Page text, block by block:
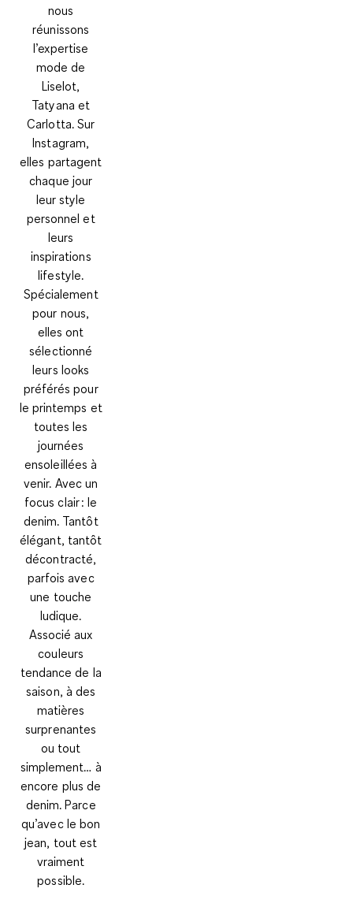
nous
réunissons
l’expertise
mode de
Liselot,
Tatyana et
Carlotta. Sur
Instagram,
elles partagent
chaque jour
leur style
personnel et
leurs
inspirations
lifestyle.
Spécialement
pour nous,
elles ont
sélectionné
leurs looks
préférés pour
le printemps et
toutes les
journées
ensoleillées à
venir. Avec un
focus clair : le
denim. Tantôt
élégant, tantôt
décontracté,
parfois avec
une touche
ludique.
Associé aux
couleurs
tendance de la
saison, à des
matières
surprenantes
ou tout
simplement… à
encore plus de
denim. Parce
qu’avec le bon
jean, tout est
vraiment
possible.